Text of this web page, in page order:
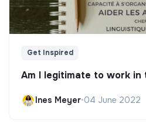
Get Inspired
Am I legitimate to work
Ines Meyer•04 June 2022